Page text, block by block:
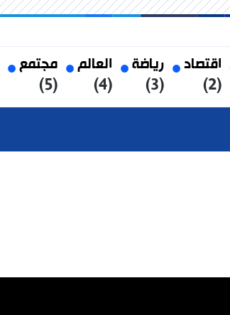
اقتصاد
(2)
رياضة
(3)
العالم
(4)
مجتمع
(5)